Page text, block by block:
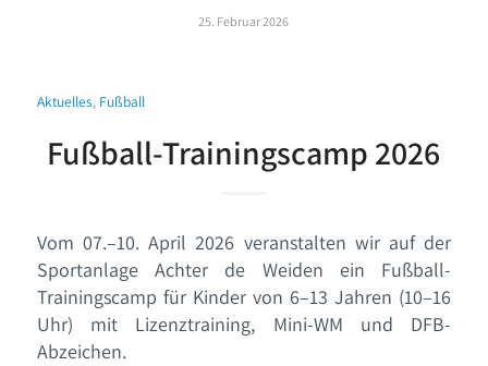
25. Februar 2026
Aktuelles, Fußball
Fußball-Trainingscamp 2026
Vom 07.–10. April 2026 veranstalten wir auf der
Sportanlage Achter de Weiden ein Fußball-
Trainingscamp für Kinder von 6–13 Jahren (10–16
Uhr) mit Lizenztraining, Mini-WM und DFB-
Abzeichen.